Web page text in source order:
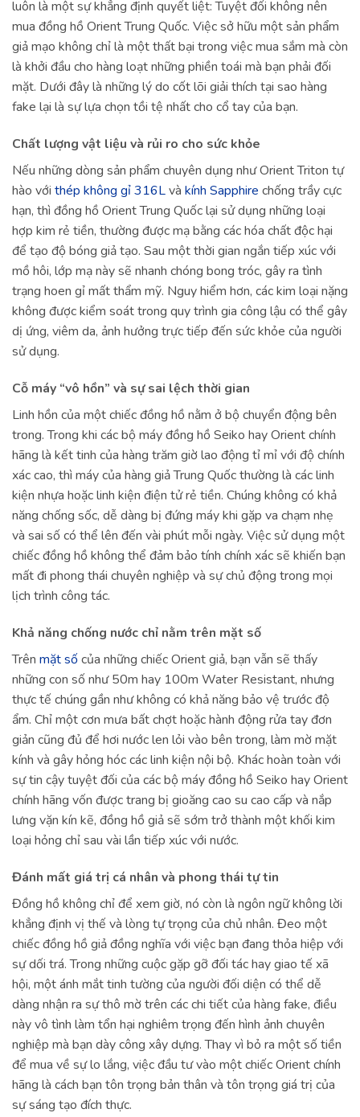
luôn là một sự khẳng định quyết liệt: Tuyệt đối không nên
mua đồng hồ Orient Trung Quốc. Việc sở hữu một sản phẩm
giả mạo không chỉ là một thất bại trong việc mua sắm mà còn
là khởi đầu cho hàng loạt những phiền toái mà bạn phải đối
mặt. Dưới đây là những lý do cốt lõi giải thích tại sao hàng
fake lại là sự lựa chọn tồi tệ nhất cho cổ tay của bạn.
Chất lượng vật liệu và rủi ro cho sức khỏe
Nếu những dòng sản phẩm chuyên dụng như Orient Triton tự
hào với thép không gỉ 316Lvà kính Sapphire chống trầy cực
hạn, thì đồng hồ Orient Trung Quốc lại sử dụng những loại
hợp kim rẻ tiền, thường được mạ bằng các hóa chất độc hại
để tạo độ bóng giả tạo. Sau một thời gian ngắn tiếp xúc với
mồ hôi, lớp mạ này sẽ nhanh chóng bong tróc, gây ra tình
trạng hoen gỉ mất thẩm mỹ. Nguy hiểm hơn, các kim loại nặng
không được kiểm soát trong quy trình gia công lậu có thể gây
dị ứng, viêm da, ảnh hưởng trực tiếp đến sức khỏe của người
sử dụng.
Cỗ máy “vô hồn” và sự sai lệch thời gian
Linh hồn của một chiếc đồng hồ nằm ở bộ chuyển động bên
trong. Trong khi các bộ máy đồng hồ Seiko hay Orient chính
hãng là kết tinh của hàng trăm giờ lao động tỉ mỉ với độ chính
xác cao, thì máy của hàng giả Trung Quốc thường là các linh
kiện nhựa hoặc linh kiện điện tử rẻ tiền. Chúng không có khả
năng chống sốc, dễ dàng bị đứng máy khi gặp va chạm nhẹ
và sai số có thể lên đến vài phút mỗi ngày. Việc sử dụng một
chiếc đồng hồ không thể đảm bảo tính chính xác sẽ khiến bạn
mất đi phong thái chuyên nghiệp và sự chủ động trong mọi
lịch trình công tác.
Khả năng chống nước chỉ nằm trên mặt số
Trên mặt sốcủa những chiếc Orient giả, bạn vẫn sẽ thấy
những con số như 50m hay 100m Water Resistant, nhưng
thực tế chúng gần như không có khả năng bảo vệ trước độ
ẩm. Chỉ một cơn mưa bất chợt hoặc hành động rửa tay đơn
giản cũng đủ để hơi nước len lỏi vào bên trong, làm mờ mặt
kính và gây hỏng hóc các linh kiện nội bộ. Khác hoàn toàn với
sự tin cậy tuyệt đối của các bộ máy đồng hồ Seiko hay Orient
chính hãng vốn được trang bị gioăng cao su cao cấp và nắp
lưng vặn kín kẽ, đồng hồ giả sẽ sớm trở thành một khối kim
loại hỏng chỉ sau vài lần tiếp xúc với nước.
Đánh mất giá trị cá nhân và phong thái tự tin
Đồng hồ không chỉ để xem giờ, nó còn là ngôn ngữ không lời
khẳng định vị thế và lòng tự trọng của chủ nhân. Đeo một
chiếc đồng hồ giả đồng nghĩa với việc bạn đang thỏa hiệp với
sự dối trá. Trong những cuộc gặp gỡ đối tác hay giao tế xã
hội, một ánh mắt tinh tường của người đối diện có thể dễ
dàng nhận ra sự thô mờ trên các chi tiết của hàng fake, điều
này vô tình làm tổn hại nghiêm trọng đến hình ảnh chuyên
nghiệp mà bạn dày công xây dựng. Thay vì bỏ ra một số tiền
để mua về sự lo lắng, việc đầu tư vào một chiếc Orient chính
hãng là cách bạn tôn trọng bản thân và tôn trọng giá trị của
sự sáng tạo đích thực.